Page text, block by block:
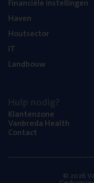
Haven
Hout­sec­tor
IT
Land­bouw
Klan­ten­zo­ne
Van­b­re­da Health
Con­tact
© 2026